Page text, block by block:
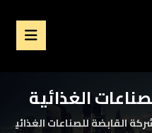
الغذائية
القابضة للصناعات الغذائية